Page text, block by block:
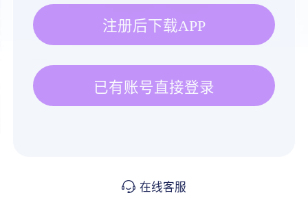
注册后下载APP
已有账号直接登录
在线客服